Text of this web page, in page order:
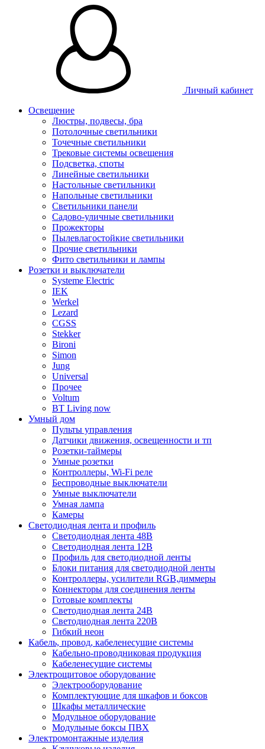
Личный кабинет
Освещение
Люстры, подвесы, бра
Потолочные светильники
Точечные светильники
Трековые системы освещения
Подсветка, споты
Линейные светильники
Настольные светильники
Напольные светильники
Светильники панели
Садово-уличные светильники
Прожекторы
Пылевлагостойкие светильники
Прочие светильники
Фито светильники и лампы
Розетки и выключатели
Systeme Electric
IEK
Werkel
Lezard
CGSS
Stekker
Bironi
Simon
Jung
Universal
Прочее
Voltum
BT Living now
Умный дом
Пульты управления
Датчики движения, освещенности и тп
Розетки-таймеры
Умные розетки
Контроллеры, Wi-Fi реле
Беспроводные выключатели
Умные выключатели
Умная лампа
Камеры
Светодиодная лента и профиль
Светодиодная лента 48В
Светодиодная лента 12В
Профиль для светодиодной ленты
Блоки питания для светодиодной ленты
Контроллеры, усилители RGB,диммеры
Коннекторы для соединения ленты
Готовые комплекты
Светодиодная лента 24В
Светодиодная лента 220В
Гибкий неон
Кабель, провод, кабеленесущие системы
Кабельно-проводниковая продукция
Кабеленесущие системы
Электрощитовое оборудование
Электрооборудование
Комплектующие для шкафов и боксов
Шкафы металлические
Модульное оборудование
Модульные боксы ПВХ
Электромонтажные изделия